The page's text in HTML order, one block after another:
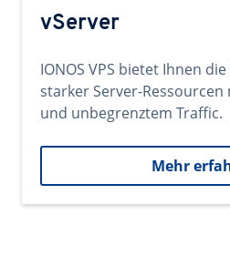
vServer
IONOS VPS bietet Ihnen
starker Server-
und unbegrenztem Traffic.
Mehr